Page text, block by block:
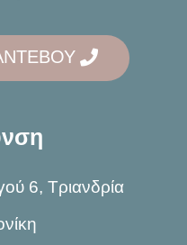
6, Τριανδρία